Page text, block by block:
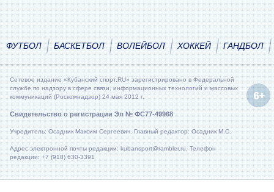
ФУТБОЛ БАСКЕТБОЛ ВОЛЕЙБОЛ ХОККЕЙ ГАНДБОЛ
Сетевое издание «Кубанский спорт.RU» зарегистрировано в Федеральной
службе по надзору в сфере связи, информационных технологий и массовых
коммуникаций (Роскомнадзор) 24 мая 2012 г.
Свидетельство о регистрации Эл № ФС77-49968
Учредитель: Осадник Максим Сергеевич. Главный редактор: Осадник М.С.
Адрес электронной почты редакции: kubansport@rambler.ru. Телефон
редакции: +7 (918) 630-3391